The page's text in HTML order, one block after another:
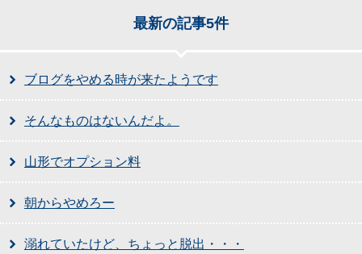
最新の記事5件
ブログをやめる時が来たようです
そんなものはないんだよ。
山形でオプション料
朝からやめろー
溺れていたけど、ちょっと脱出・・・